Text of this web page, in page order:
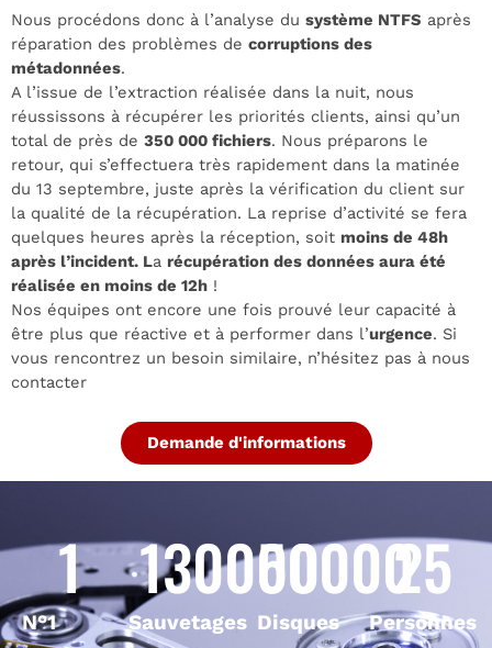
Nous procédons donc à l’analyse du système NTFS après
réparation des problèmes de corruptions des
métadonnées.
A l’issue de l’extraction réalisée dans la nuit, nous
réussissons à récupérer les priorités clients, ainsi qu’un
total de près de 350 000 fichiers. Nous préparons le
retour, qui s’effectuera très rapidement dans la matinée
du 13 septembre, juste après la vérification du client sur
la qualité de la récupération. La reprise d’activité se fera
quelques heures après la réception, soit moins de 48h
après l’incident. La récupération des données aura été
réalisée en moins de 12h !
Nos équipes ont encore une fois prouvé leur capacité à
être plus que réactive et à performer dans l’urgence. Si
vous rencontrez un besoin similaire, n’hésitez pas à nous
contacter
Demande d'informations
N°1
1
Sauvetages
130000
Disques
50000
Personnes
25